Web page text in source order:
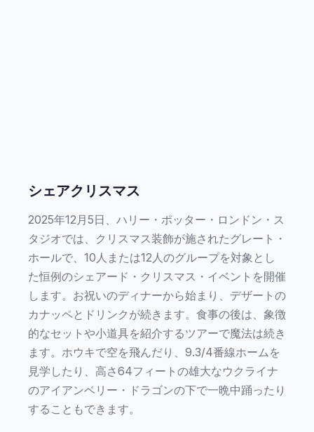
シェアクリスマス
2025年12月5日、ハリー・ポッター・ロンドン・ス
タジオでは、クリスマス装飾が施されたグレート・
ホールで、10人または12人のグループを対象とし
た恒例のシェアード・クリスマス・イベントを開催
します。お祝いのディナーから始まり、デザートの
カナッペとドリンクが続きます。食事の後は、象徴
的なセットや小道具を紹介するツアーで魔法は続き
ます。ホウキで空を飛んだり、9.3/4番線ホームを
見学したり、高さ64フィートの雄大なウクライナ
のアイアンベリー・ドラゴンの下で一晩中踊ったり
することもできます。